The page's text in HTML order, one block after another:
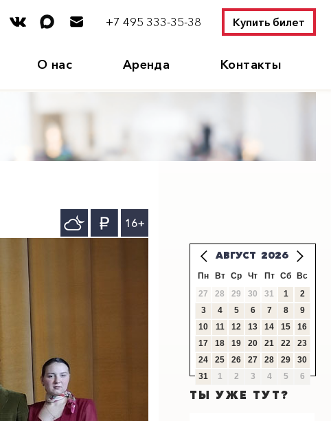
+7 495 333-35-38 Купить билет
О нас Аренда Контакты
16+
АВГУСТ 2026
Пн Вт Ср Чт Пт Сб
Вс
27
28 29 30 31 1
2
3
4 5 6 7 8
9
10
11 12 13 14 15
16
17
18 19 20 21 22
23
24
25 26 27 28 29
30
31
1 2 3 4 5 6
ТЫ УЖЕ ТУТ?